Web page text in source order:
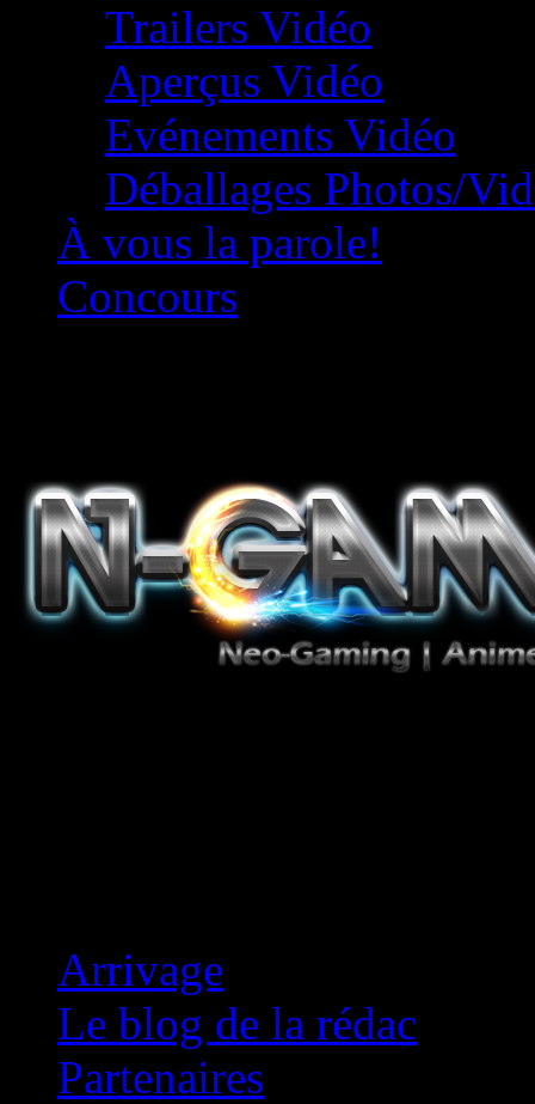
Trailers Vidéo
Aperçus Vidéo
Evénements Vidéo
Déballages Photos/
À vous la parole!
Concours
Arrivage
Le blog de la rédac
Partenaires